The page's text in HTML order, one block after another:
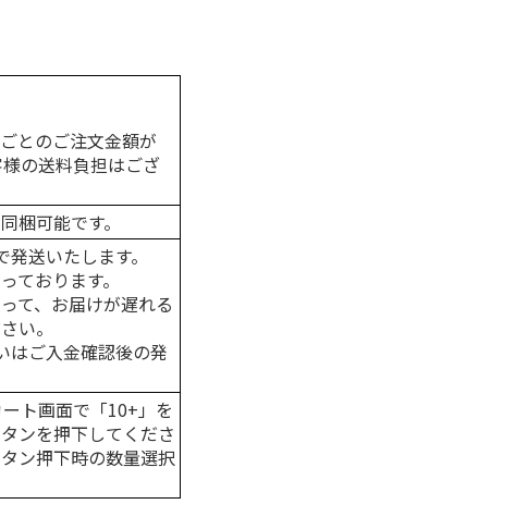
とのご注文金額が
の送料負担はござ
梱可能です。
送いたします。
おります。
て、お届けが遅れる
い。
はご入金確認後の発
ト画面で「10+」を
ンを押下してくださ
ン押下時の数量選択